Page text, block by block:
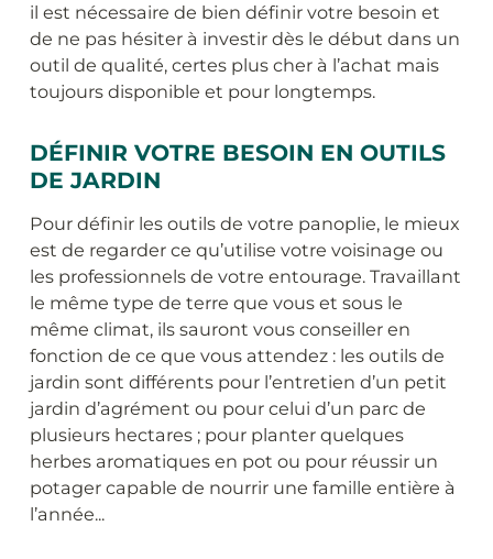
il est nécessaire de bien définir votre besoin et
de ne pas hésiter à investir dès le début dans un
outil de qualité, certes plus cher à l’achat mais
toujours disponible et pour longtemps.
DÉFINIR VOTRE BESOIN EN OUTILS
DE JARDIN
Pour définir les outils de votre panoplie, le mieux
est de regarder ce qu’utilise votre voisinage ou
les professionnels de votre entourage. Travaillant
le même type de terre que vous et sous le
même climat, ils sauront vous conseiller en
fonction de ce que vous attendez : les outils de
jardin sont différents pour l’entretien d’un petit
jardin d’agrément ou pour celui d’un parc de
plusieurs hectares ; pour planter quelques
herbes aromatiques en pot ou pour réussir un
potager capable de nourrir une famille entière à
l’année...